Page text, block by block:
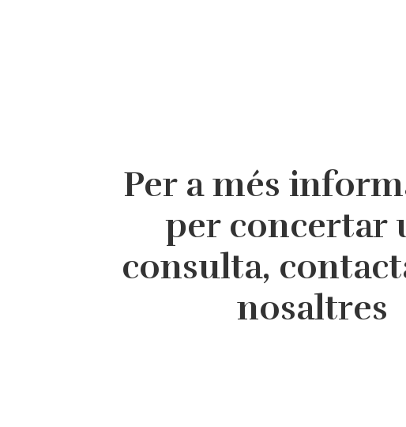
Per a més
per concertar
consulta,
nosaltres